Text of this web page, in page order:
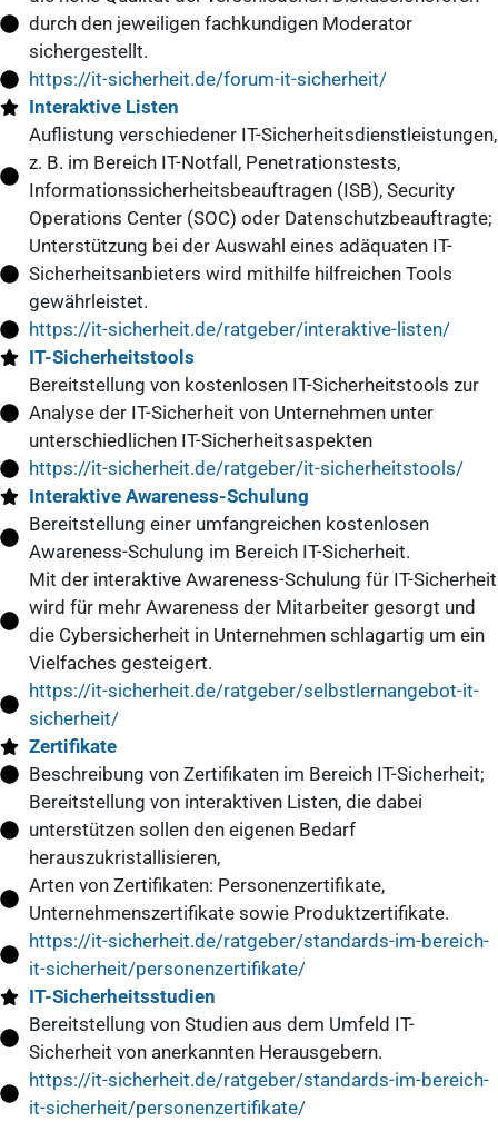
durch den jeweiligen fachkundigen Moderator
sichergestellt.
https://it-sicherheit.de/forum-it-sicherheit/
Interaktive Listen
Auflistung verschiedener IT-Sicherheitsdienstleistungen,
z. B. im Bereich IT-Notfall, Penetrationstests,
Informationssicherheitsbeauftragen (ISB), Security
Operations Center (SOC) oder Datenschutzbeauftragte;
Unterstützung bei der Auswahl eines adäquaten IT-
Sicherheitsanbieters wird mithilfe hilfreichen Tools
gewährleistet.
https://it-sicherheit.de/ratgeber/interaktive-listen/
IT-Sicherheitstools
Bereitstellung von kostenlosen IT-Sicherheitstools zur
Analyse der IT-Sicherheit von Unternehmen unter
unterschiedlichen IT-Sicherheitsaspekten
https://it-sicherheit.de/ratgeber/it-sicherheitstools/
Interaktive Awareness-Schulung
Bereitstellung einer umfangreichen kostenlosen
Awareness-Schulung im Bereich IT-Sicherheit.
Mit der interaktive Awareness-Schulung für IT-Sicherheit
wird für mehr Awareness der Mitarbeiter gesorgt und
die Cybersicherheit in Unternehmen schlagartig um ein
Vielfaches gesteigert.
https://it-sicherheit.de/ratgeber/selbstlernangebot-it-
sicherheit/
Zertifikate
Beschreibung von Zertifikaten im Bereich IT-Sicherheit;
Bereitstellung von interaktiven Listen, die dabei
unterstützen sollen den eigenen Bedarf
herauszukristallisieren,
Arten von Zertifikaten: Personenzertifikate,
Unternehmenszertifikate sowie Produktzertifikate.
https://it-sicherheit.de/ratgeber/standards-im-bereich-
it-sicherheit/personenzertifikate/
IT-Sicherheitsstudien
Bereitstellung von Studien aus dem Umfeld IT-
Sicherheit von anerkannten Herausgebern.
https://it-sicherheit.de/ratgeber/standards-im-bereich-
it-sicherheit/personenzertifikate/